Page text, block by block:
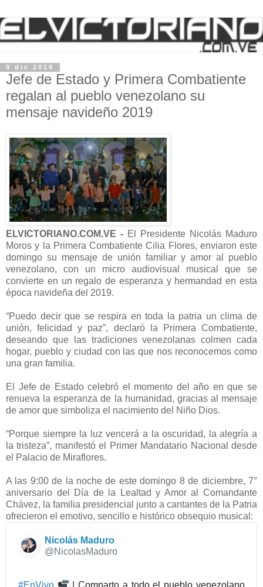
9 dic 2019
Jefe de Estado y Primera Combatiente
regalan al pueblo venezolano su
mensaje navideño 2019
ELVICTORIANO.COM.VE - El Presidente Nicolás Maduro
Moros y la Primera Combatiente Cilia Flores, enviaron este
domingo su mensaje de unión familiar y amor al pueblo
venezolano, con un micro audiovisual musical que se
convierte en un regalo de esperanza y hermandad en esta
época navideña del 2019.
“Puedo decir que se respira en toda la patria un clima de
unión, felicidad y paz”, declaró la Primera Combatiente,
deseando que las tradiciones venezolanas colmen cada
hogar, pueblo y ciudad con las que nos reconocemos como
una gran familia.
El Jefe de Estado celebró el momento del año en que se
renueva la esperanza de la humanidad, gracias al mensaje
de amor que simboliza el nacimiento del Niño Dios.
“Porque siempre la luz vencerá a la oscuridad, la alegría a
la tristeza”, manifestó el Primer Mandatario Nacional desde
el Palacio de Miraflores.
A las 9:00 de la noche de este domingo 8 de diciembre, 7°
aniversario del Día de la Lealtad y Amor al Comandante
Chávez, la familia presidencial junto a cantantes de la Patria
ofrecieron el emotivo, sencillo e histórico obsequio musical:
Nicolás Maduro
@NicolasMaduro
#EnVivo
| Comparto a todo el pueblo venezolano